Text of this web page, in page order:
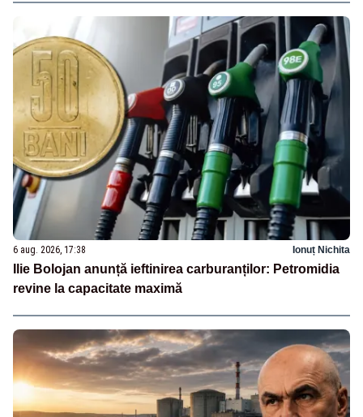
6 aug. 2026, 17:38 Ionuț Nichita
Ilie Bolojan anunță ieftinirea carburanților: Petromidia
revine la capacitate maximă